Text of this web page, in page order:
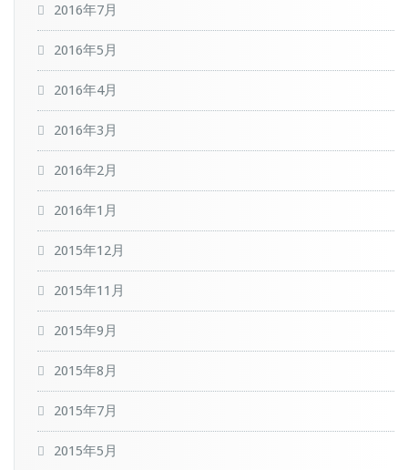
2016年7月
2016年5月
2016年4月
2016年3月
2016年2月
2016年1月
2015年12月
2015年11月
2015年9月
2015年8月
2015年7月
2015年5月